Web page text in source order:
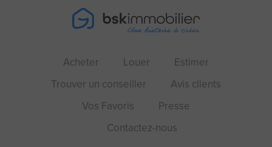
Acheter Louer
Estimer
Trouver un conseiller
Avis clients
Vos Favoris
Presse
Contactez-nous